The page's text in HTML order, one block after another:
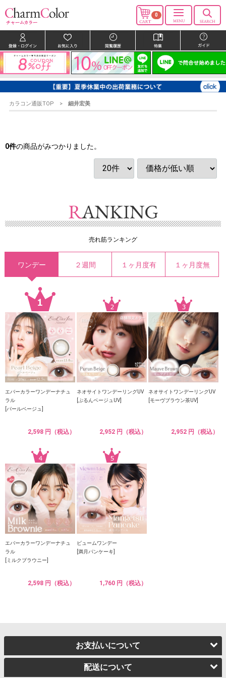
0
カラコン通販TOP 細井宏美
0件の商品がみつかりました。
売れ筋ランキング
ワンデー ２週間 １ヶ月度有 １ヶ月度無
エバーカラーワンデーナチュ
ラル
[パールベージュ]
2,598 円（税込）
ネオサイトワンデーリングUV
[ぷるんベージュUV]
2,952 円（税込）
ネオサイトワンデーリングUV
[モーヴブラウン茶UV]
2,952 円（税込）
エバーカラーワンデーナチュ
ラル
[ミルクブラウニー]
2,598 円（税込）
ビュームワンデー
[満月パンケーキ]
1,760 円（税込）
お支払いについて
配送について